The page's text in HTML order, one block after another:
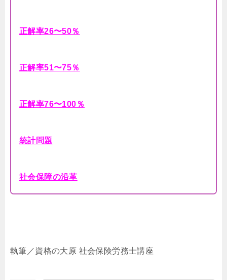
正解率26〜50％
正解率51〜75％
正解率76〜100％
統計問題
社会保障の沿革
執筆／資格の大原 社会保険労務士講座